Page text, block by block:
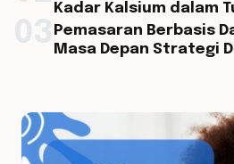
Kadar Kalsium dalam
Pemasaran Berbasis
Masa Depan Strategi